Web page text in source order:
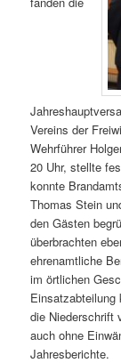
Vereins der
Wehrführer
20 Uhr, stellte
konnte
Thomas Stein
den Gästen
überbrachten
ehrenamtliche
im örtlichen
die Niederschrift
auch ohne
Jahresberichte.